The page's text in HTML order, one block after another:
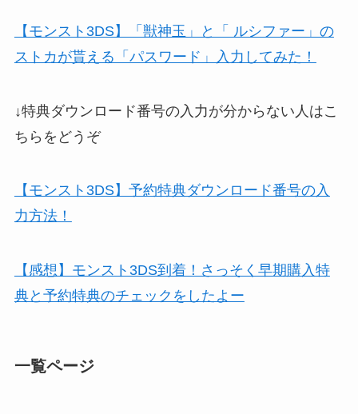
【モンスト3DS】「獣神玉」と「 ルシファー」の
ストカが貰える「パスワード」入力してみた！
↓特典ダウンロード番号の入力が分からない人はこ
ちらをどうぞ
【モンスト3DS】予約特典ダウンロード番号の入
力方法！
【感想】モンスト3DS到着！さっそく早期購入特
典と予約特典のチェックをしたよー
一覧ページ